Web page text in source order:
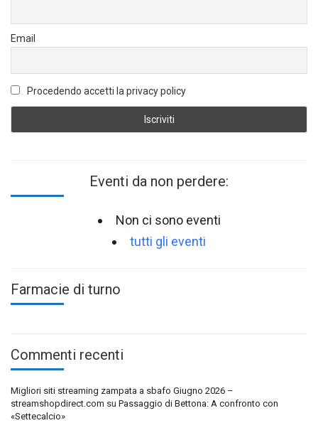
Email
Procedendo accetti la privacy policy
Eventi da non perdere:
Non ci sono eventi
tutti gli eventi
Farmacie di turno
Commenti recenti
Migliori siti streaming zampata a sbafo Giugno 2026 –
streamshopdirect.com su Passaggio di Bettona: A confronto con
«Settecalcio»